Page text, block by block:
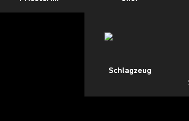
Schlagzeug